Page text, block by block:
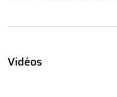
Vidéos